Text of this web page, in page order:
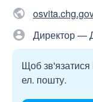
Директор —
Щоб зв'язатися
ел. пошту.